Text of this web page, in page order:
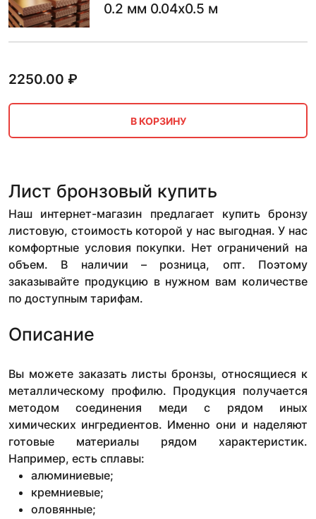
0.2 мм 0.04х0.5 м
2250.00 ₽
В КОРЗИНУ
Лист бронзовый купить
Наш интернет-магазин предлагает купить бронзу
листовую, стоимость которой у нас выгодная. У нас
комфортные условия покупки. Нет ограничений на
объем. В наличии – розница, опт. Поэтому
заказывайте продукцию в нужном вам количестве
по доступным тарифам.
Описание
Вы можете заказать листы бронзы, относящиеся к
металлическому профилю. Продукция получается
методом соединения меди с рядом иных
химических ингредиентов. Именно они и наделяют
готовые материалы рядом характеристик.
Например, есть сплавы:
алюминиевые;
кремниевые;
оловянные;